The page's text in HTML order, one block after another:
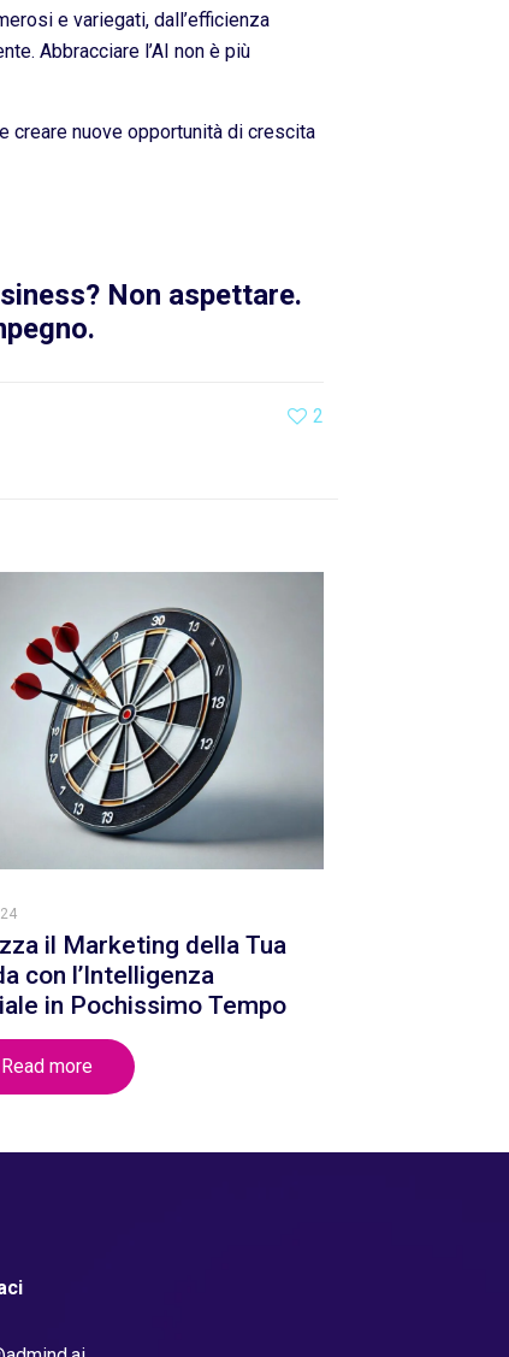
e variegati, dall’efficienza
Abbracciare l’AI non è più
creare nuove opportunità di crescita
Non aspettare.
2
il Marketing della Tua
con l’Intelligenza
in Pochissimo Tempo
Read more